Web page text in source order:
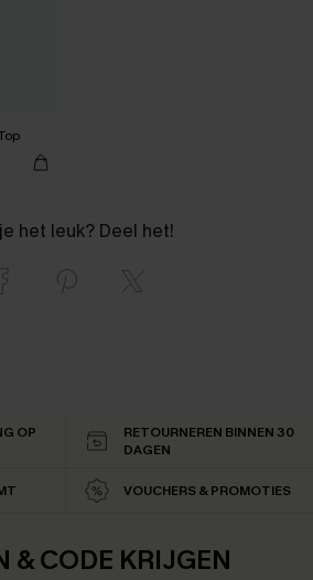
het leuk? Deel het!
OP
RETOURNEREN BINNEN 30
DAGEN
VOUCHERS & PROMOTIES
& CODE KRIJGEN